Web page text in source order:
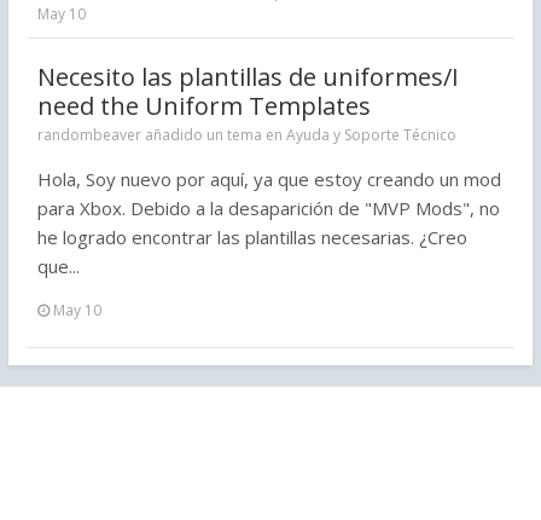
May 10
Necesito las plantillas de uniformes/I
need the Uniform Templates
randombeaver añadido un tema en Ayuda y Soporte Técnico
Hola, Soy nuevo por aquí, ya que estoy creando un mod
para Xbox. Debido a la desaparición de "MVP Mods", no
he logrado encontrar las plantillas necesarias. ¿Creo
que...
May 10